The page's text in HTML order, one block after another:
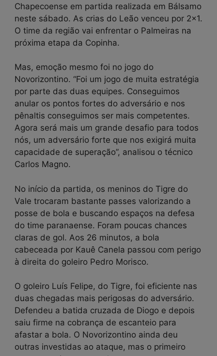
Chapecoense em partida realizada em Bálsamo
neste sábado. As crias do Leão venceu por 2×1.
O time da região vai enfrentar o Palmeiras na
próxima etapa da Copinha.
Mas, emoção mesmo foi no jogo do
Novorizontino. “Foi um jogo de muita estratégia
por parte das duas equipes. Conseguimos
anular os pontos fortes do adversário e nos
pênaltis conseguimos ser mais competentes.
Agora será mais um grande desafio para todos
nós, um adversário forte que nos exigirá muita
capacidade de superação”, analisou o técnico
Carlos Magno.
No início da partida, os meninos do Tigre do
Vale trocaram bastante passes valorizando a
posse de bola e buscando espaços na defesa
do time paranaense. Foram poucas chances
claras de gol. Aos 26 minutos, a bola
cabeceada por Kauê Canela passou com perigo
à direita do goleiro Pedro Morisco.
O goleiro Luís Felipe, do Tigre, foi eficiente nas
duas chegadas mais perigosas do adversário.
Defendeu a batida cruzada de Diogo e depois
saiu firme na cobrança de escanteio para
afastar a bola. O Novorizontino ainda deu
outras investidas ao ataque, mas o primeiro